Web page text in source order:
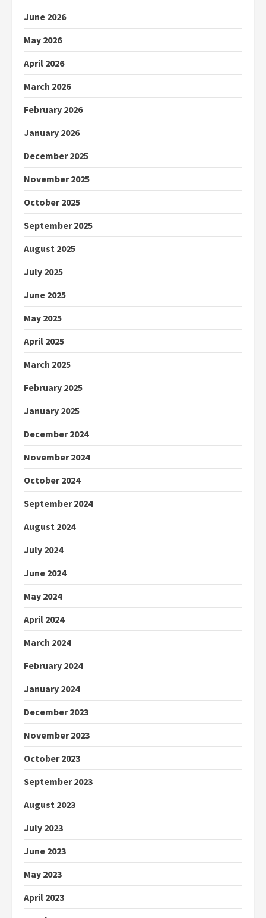
June 2026
May 2026
April 2026
March 2026
February 2026
January 2026
December 2025
November 2025
October 2025
September 2025
August 2025
July 2025
June 2025
May 2025
April 2025
March 2025
February 2025
January 2025
December 2024
November 2024
October 2024
September 2024
August 2024
July 2024
June 2024
May 2024
April 2024
March 2024
February 2024
January 2024
December 2023
November 2023
October 2023
September 2023
August 2023
July 2023
June 2023
May 2023
April 2023